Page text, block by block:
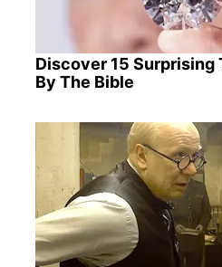
Discover 15 Surprising
By The Bible